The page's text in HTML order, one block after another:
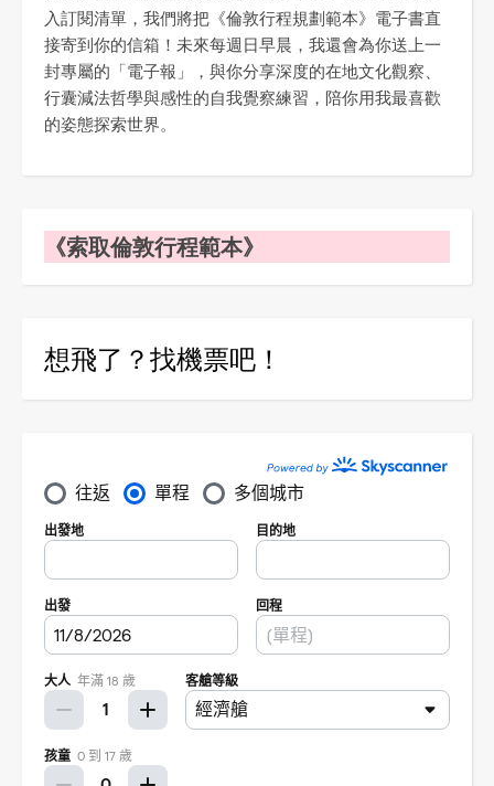
入訂閱清單，我們將把《倫敦行程規劃範本》電子書直
接寄到你的信箱！未來每週日早晨，我還會為你送上一
封專屬的「電子報」，與你分享深度的在地文化觀察、
行囊減法哲學與感性的自我覺察練習，陪你用我最喜歡
的姿態探索世界。
《索取倫敦行程範本》
想飛了？找機票吧！